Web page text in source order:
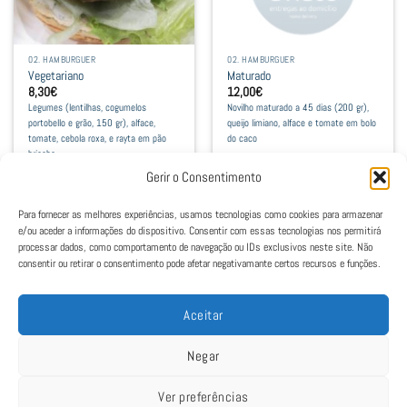
Gerir o Consentimento
Para fornecer as melhores experiências, usamos tecnologias como cookies para armazenar
e/ou aceder a informações do dispositivo. Consentir com essas tecnologias nos permitirá
processar dados, como comportamento de navegação ou IDs exclusivos neste site. Não
consentir ou retirar o consentimento pode afetar negativamante certos recursos e funções.
Aceitar
Negar
Ver preferências
options
may
be
chosen
on
the
product
page
options
chosen
on
the
product
page
02. HAMBURGUER
Vegetariano
8,30€
Legumes (lentilhas, cogumelos
portobello e grão, 150 gr), alface,
tomate, cebola roxa, e rayta em pão
brioche
This
product
has
multiple
may
02. HAMBURGUER
Maturado
12,00€
Novilho maturado a 45 dias (200 gr),
queijo limiano, alface e tomate em bolo
do caco
Ver opções
This
product
has
multiple
may
on
1 2